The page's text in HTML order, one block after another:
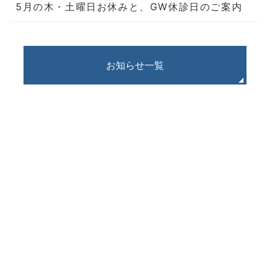
5月の木・土曜日お休みと、GW休診日のご案内
お知らせ一覧